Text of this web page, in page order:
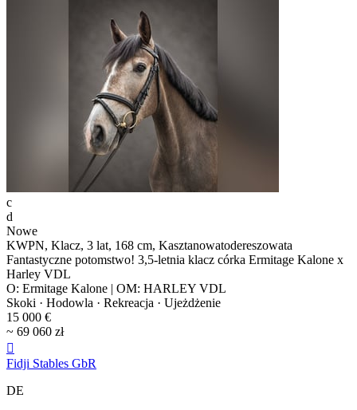
c
d
Nowe
KWPN, Klacz, 3 lat, 168 cm, Kasztanowatodereszowata
Fantastyczne potomstwo! 3,5-letnia klacz córka Ermitage Kalone x
Harley VDL
O: Ermitage Kalone | OM: HARLEY VDL
Skoki · Hodowla · Rekreacja · Ujeżdżenie
15 000 €
~ 69 060 zł

Fidji Stables GbR
DE